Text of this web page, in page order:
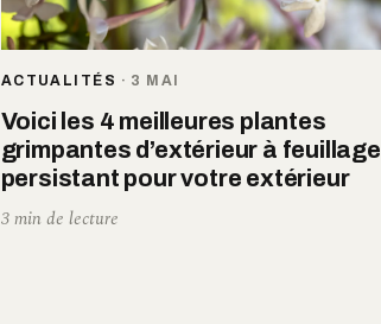
ACTUALITÉS · 3 MAI
Voici les 4 meilleures plantes
grimpantes d’extérieur à feuillage
persistant pour votre extérieur
3 min de lecture